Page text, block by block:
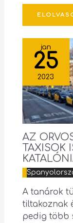
jan
25
2023
AZ
TAXISOK
A tanárok
tiltakoznak
pedig több